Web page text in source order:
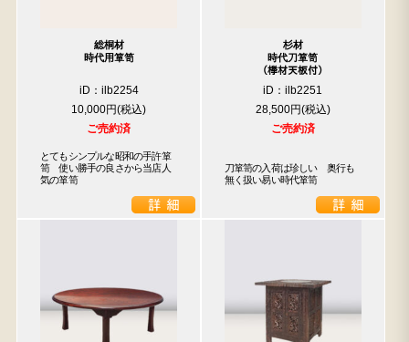
総桐材
時代用箪笥
iD：ilb2254
10,000円
ご売約済
とてもシンプルな昭和の手許箪
笥　使い勝手の良さから当店人
気の箪笥
杉材
時代刀箪笥
（﨔材天板付）
iD：ilb2251
28,500円
ご売約済
刀箪笥の入荷は珍しい　奥行も
無く扱い易い時代箪笥